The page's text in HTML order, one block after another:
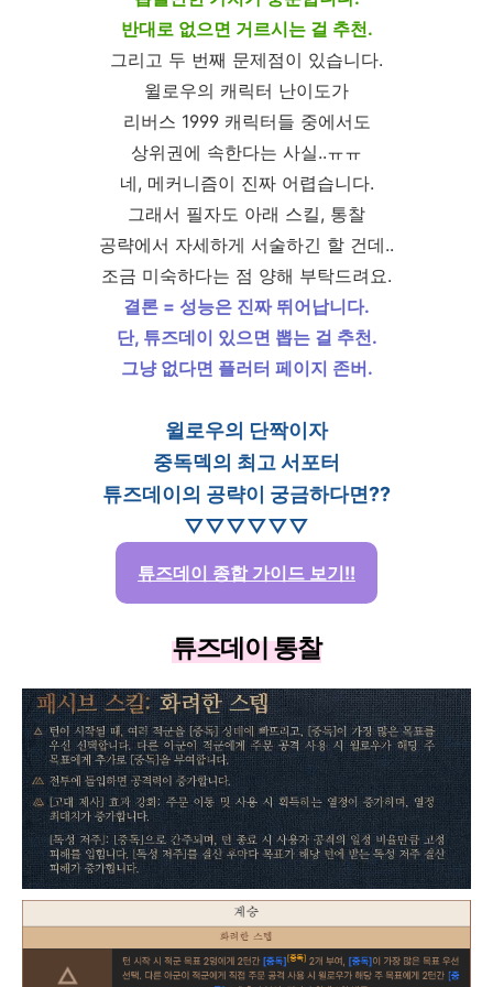
반대로 없으면 거르시는 걸 추천.
그리고 두 번째 문제점이 있습니다.
윌로우의 캐릭터 난이도가
리버스 1999 캐릭터들 중에서도
상위권에 속한다는 사실..ㅠㅠ
네, 메커니즘이 진짜 어렵습니다.
그래서 필자도 아래 스킬, 통찰
공략에서 자세하게 서술하긴 할 건데..
조금 미숙하다는 점 양해 부탁드려요.
결론 = 성능은 진짜 뛰어납니다.
단, 튜즈데이 있으면 뽑는 걸 추천.
그냥 없다면 플러터 페이지 존버.
윌로우의 단짝이자
중독덱의 최고 서포터
튜즈데이의 공략이 궁금하다면??
▽▽▽▽▽▽
튜즈데이 종합 가이드 보기!!
튜즈데이 통찰